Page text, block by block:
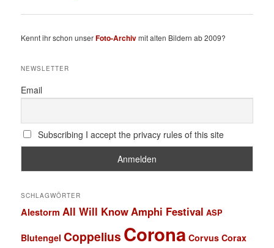
Kennt ihr schon unserFoto-Archivmit alten Bildern ab 2009?
NEWSLETTER
Email
Subscribing I accept the privacy rules of this site
SCHLAGWÖRTER
Alestorm All Will KnowAmphi Festival ASP
Blutengel Coppelius Corona Corvus Corax